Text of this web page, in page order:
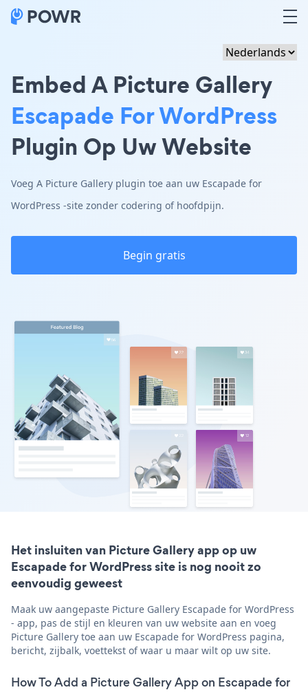
Embed A Picture Gallery
Escapade For WordPress
Plugin Op Uw Website
Voeg A Picture Gallery plugin toe aan uw Escapade for
WordPress -site zonder codering of hoofdpijn.
Begin gratis
Het insluiten van Picture Gallery app op uw
Escapade for WordPress site is nog nooit zo
eenvoudig geweest
Maak uw aangepaste Picture Gallery Escapade for WordPress
- app, pas de stijl en kleuren van uw website aan en voeg
Picture Gallery toe aan uw Escapade for WordPress pagina,
bericht, zijbalk, voettekst of waar u maar wilt op uw site.
How To Add a Picture Gallery App on Escapade for